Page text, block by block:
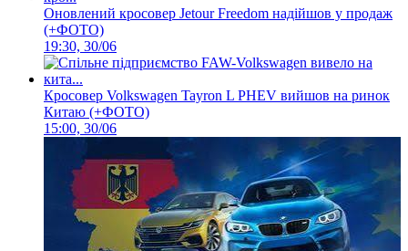
Оновлений кросовер Jetour Freedom надійшов у продаж
(+ФОТО)
19:30, 30/06
Кросовер Volkswagen Tayron L PHEV вийшов на ринок
Китаю (+ФОТО)
15:00, 30/06